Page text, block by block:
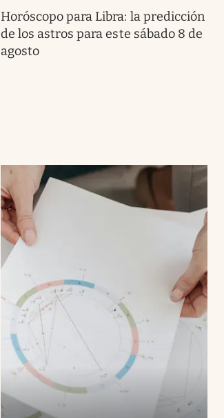
Horóscopo para Libra: la predicción
de los astros para este sábado 8 de
agosto